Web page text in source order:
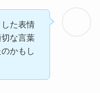
た表情
な言葉
かもし